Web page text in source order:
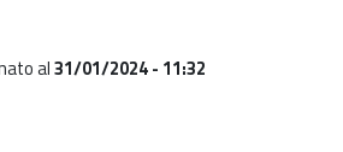
al31/01/2024 - 11:32